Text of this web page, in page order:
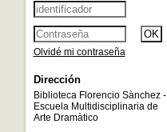
Olvidé mi contraseña
Dirección
Biblioteca Florencio Sànchez -
Escuela Multidisciplinaria de
Arte Dramàtico